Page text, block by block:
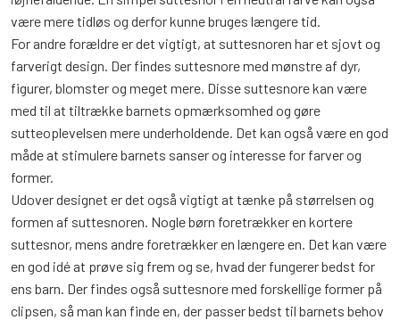
være mere tidløs og derfor kunne bruges længere tid.
For andre forældre er det vigtigt, at suttesnoren har et sjovt og
farverigt design. Der findes suttesnore med mønstre af dyr,
figurer, blomster og meget mere. Disse suttesnore kan være
med til at tiltrække barnets opmærksomhed og gøre
sutteoplevelsen mere underholdende. Det kan også være en god
måde at stimulere barnets sanser og interesse for farver og
former.
Udover designet er det også vigtigt at tænke på størrelsen og
formen af suttesnoren. Nogle børn foretrækker en kortere
suttesnor, mens andre foretrækker en længere en. Det kan være
en god idé at prøve sig frem og se, hvad der fungerer bedst for
ens barn. Der findes også suttesnore med forskellige former på
clipsen, så man kan finde en, der passer bedst til barnets behov